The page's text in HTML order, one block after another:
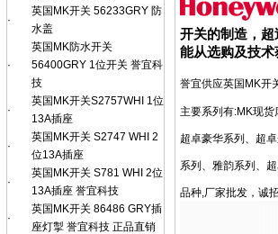
·
英国MK开关 56233GRY 防
水盖
·
英国MK防水开关
56400GRY 1位开关 誉宜科
技
·
英国MK开关S2757WHI 1位
13A插座
·
英国MK开关 S2747 WHI 2
位13A插座
·
英国MK开关 S781 WHI 2位
13A插座 誉宜科技
·
英国MK开关 86486 GRY插
座灯掣 誉宜科技 正品直销
开关的制造，
能从选购及技
誉宜供应英国MK开
主要系列有:MK现
超卓豪华系列、超
系列、雅韵系列、
品种,厂家批发，诚